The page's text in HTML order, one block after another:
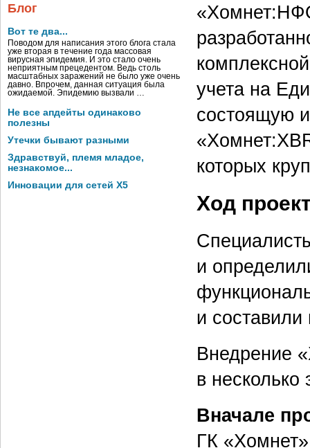
Блог
Вот те два...
Поводом для написания этого блога стала
уже вторая в течение года массовая
вирусная эпидемия. И это стало очень
неприятным прецедентом. Ведь столь
масштабных заражений не было уже очень
давно. Впрочем, данная ситуация была
ожидаемой. Эпидемию вызвали …
Не все апдейты одинаково
полезны
Утечки бывают разными
Здравствуй, племя младое,
незнакомое...
Инновации для сетей X5
учета на
состоящую
которых
Ход
и
и составили
Внедрение
в несколько
Вначале
ГК